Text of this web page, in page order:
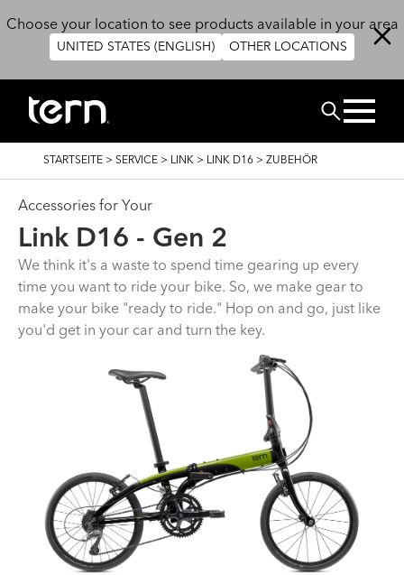
Choose your location to see products available in your area
UNITED STATES (ENGLISH) OTHER LOCATIONS
SUCHEN
PFADNAVIGATION
STARTSEITE > SERVICE > LINK > LINK D16 > ZUBEHÖR
Accessories for Your
Link D16 - Gen 2
We think it's a waste to spend time gearing up every
time you want to ride your bike. So, we make gear to
make your bike "ready to ride." Hop on and go, just like
you'd get in your car and turn the key.